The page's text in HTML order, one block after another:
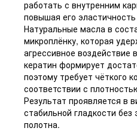
работать с внутренним
повышая его
Натуральные масла в
микроплёнку, которая
агрессивное воздействие
кератин формирует
поэтому требует чёткого
соответствии с
Результат проявляется в
стабильной гладкости
полотна.